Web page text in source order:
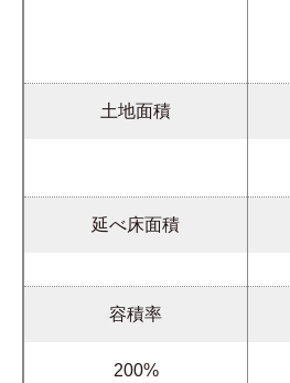
土地面積
延べ床面積
容積率
200%